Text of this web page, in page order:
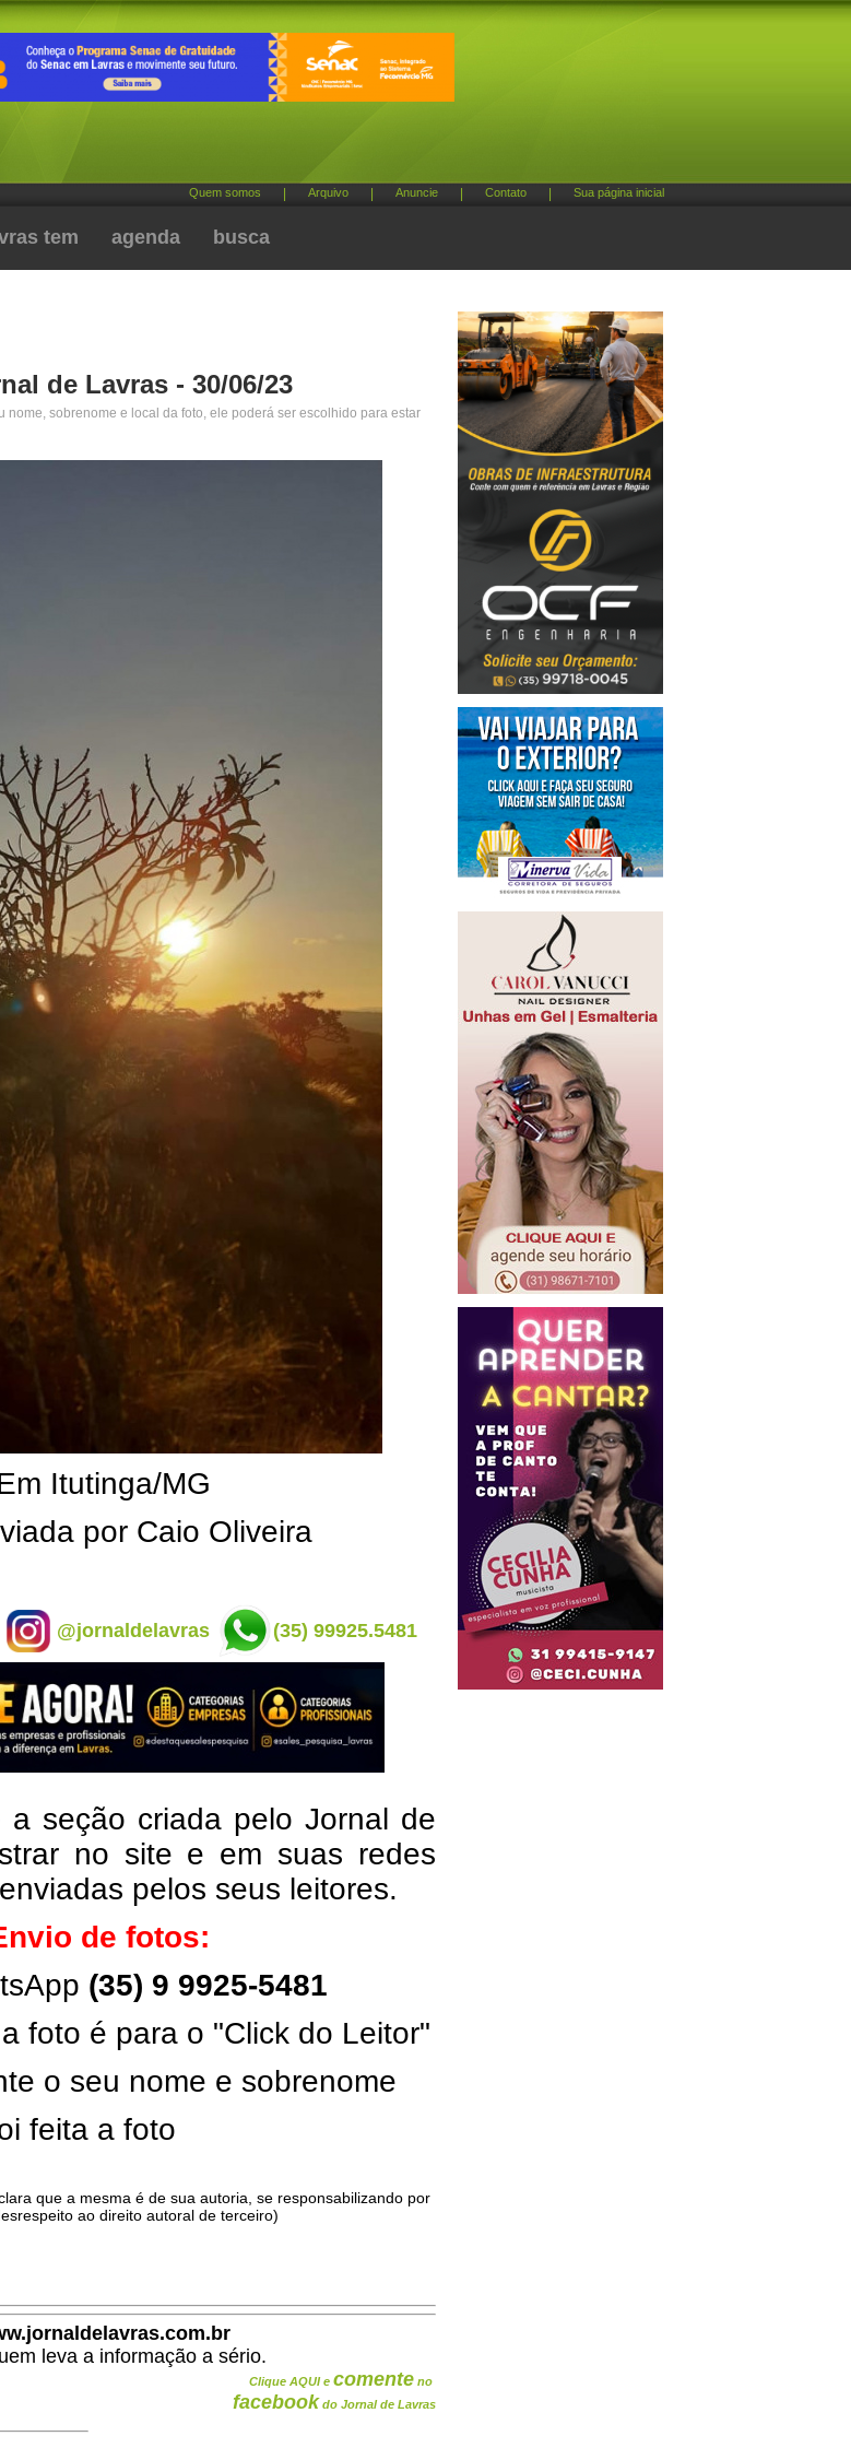
Quem somos Arquivo Anuncie Contato Sua página inicial
tem agenda busca
de Lavras - 30/06/23
nome, sobrenome e local da foto, ele poderá ser escolhido para estar
Itutinga/MG
por Caio Oliveira
@jornaldelavras (35) 99925.5481
a seção criada pelo Jornal de
no site e em suas redes
pelos seus leitores.
de fotos:
(35) 9 9925-5481
foto é para o "Click do Leitor"
o seu nome e sobrenome
feita a foto
que a mesma é de sua autoria, se responsabilizando por
ao direito autoral de terceiro)
leva a informação a sério.
Clique AQUI e comente no
facebook do Jornal de Lavras